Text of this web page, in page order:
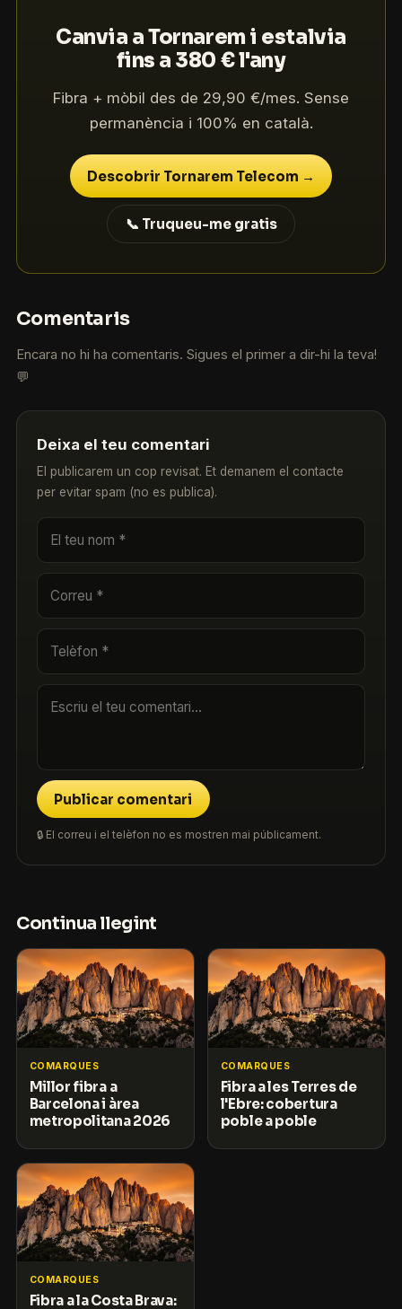
Canvia a Tornarem i estalvia
fins a 380 € l'any
Fibra + mòbil des de 29,90 €/mes. Sense
permanència i 100% en català.
Descobrir Tornarem Telecom →
📞 Truqueu-me gratis
Comentaris
Encara no hi ha comentaris. Sigues el primer a dir-hi la teva!
💬
Deixa el teu comentari
El publicarem un cop revisat. Et demanem el contacte
per evitar spam (no es publica).
Publicar comentari
🔒 El correu i el telèfon no es mostren mai públicament.
Continua llegint
COMARQUES
Millor fibra a
Barcelona i àrea
metropolitana 2026
COMARQUES
Fibra a les Terres de
l'Ebre: cobertura
poble a poble
COMARQUES
Fibra a la Costa Brava: